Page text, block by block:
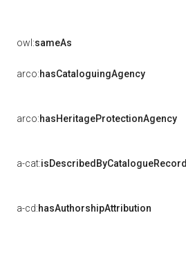
owl:sameAs
arco:hasCataloguingAgency
arco:hasHeritageProtectionAgency
a-cat:isDescribedByCatalogueRecord
a-cd:hasAuthorshipAttribution